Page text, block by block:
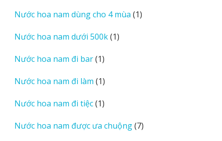
phẩm
Nước hoa nam dùng cho 4 mùa 11
Nước hoa nam dưới 500k 11
Nước hoa nam đi bar 11
phẩm
Nước hoa nam đi làm 11
phẩm
Nước hoa nam đi tiệc 11
phẩm
Nước hoa nam được ưa chuộng 77